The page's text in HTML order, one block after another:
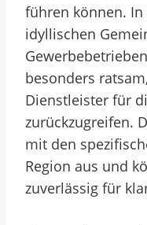
führen können.
idyllischen
besonders
Dienstleister für
zurückzugreifen.
mit den
Region aus und
zuverlässig für